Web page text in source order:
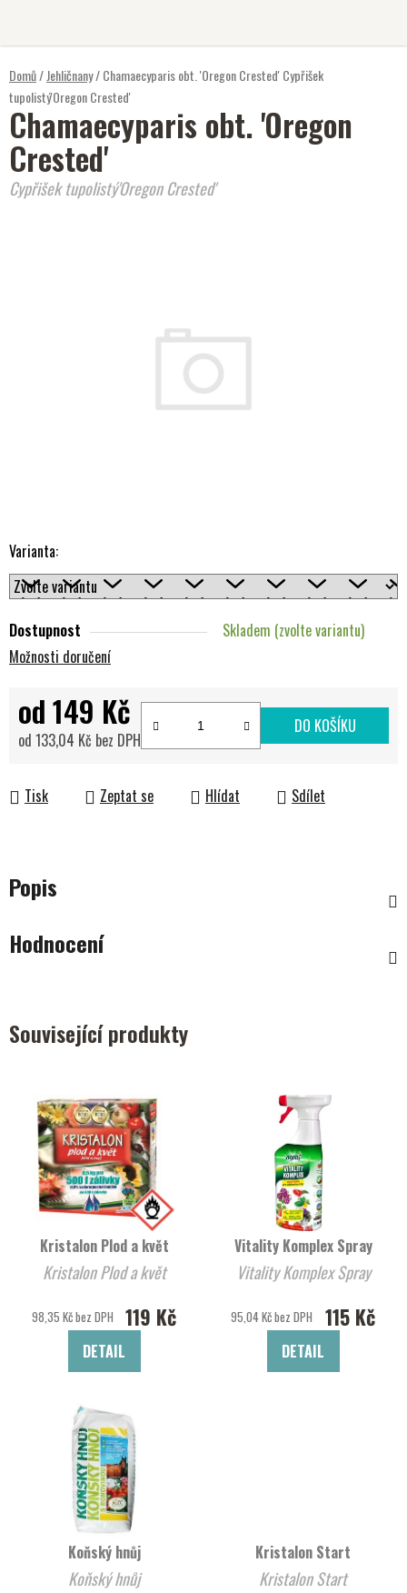
Domů/Jehličnany/Chamaecyparis obt. 'Oregon Crested'Cypřišek
tupolistý'Oregon Crested'
Varianta:
Dostupnost
Skladem (zvolte variantu)
Možnosti doručení
od149 Kč
od 133,04 Kč bez DPH
DO KOŠÍKU
Tisk Zeptat se Hlídat Sdílet
Chamaecyparis obt. 'Oregon
Crested'
Cypřišek tupolistý'Oregon Crested'
Popis
Hodnocení
Související produkty
Kristalon Plod a květ
Kristalon Plod a květ
98,35 Kč bez DPH 119 Kč
DETAIL
Vitality Komplex Spray
Vitality Komplex Spray
95,04 Kč bez DPH 115 Kč
DETAIL
Koňský hnůj
Koňský hnůj
Kristalon Start
Kristalon Start